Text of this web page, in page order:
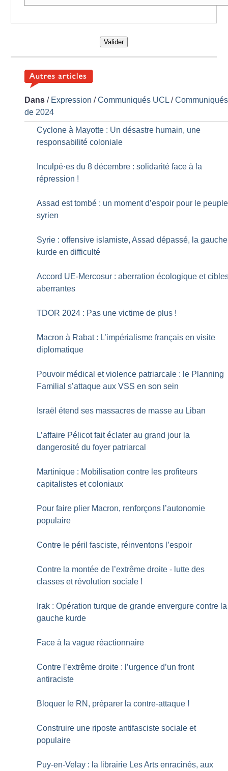
Valider
Dans / Expression /Communiqués UCL /Communiqués
de 2024
Cyclone à Mayotte : Un désastre humain, une
responsabilité coloniale
Inculpé·es du 8 décembre : solidarité face à la
répression !
Assad est tombé : un moment d’espoir pour le peuple
syrien
Syrie : offensive islamiste, Assad dépassé, la gauche
kurde en difficulté
Accord UE-Mercosur : aberration écologique et
aberrantes
TDOR 2024 : Pas une victime de plus !
Macron à Rabat : L’impérialisme français en visite
diplomatique
Pouvoir médical et violence patriarcale : le Planning
Familial s’attaque aux VSS en son sein
Israël étend ses massacres de masse au Liban
L’affaire Pélicot fait éclater au grand jour la
dangerosité du foyer patriarcal
Martinique : Mobilisation contre les profiteurs
capitalistes et coloniaux
Pour faire plier Macron, renforçons l’autonomie
populaire
Contre le péril fasciste, réinventons l’espoir
Contre la montée de l’extrême droite - lutte des
classes et révolution sociale !
Irak : Opération turque de grande envergure contre la
gauche kurde
Face à la vague réactionnaire
Contre l’extrême droite : l’urgence d’un front
antiraciste
Bloquer le RN, préparer la contre-attaque !
Construire une riposte antifasciste sociale et
populaire
Puy-en-Velay : la librairie Les Arts enracinés, aux